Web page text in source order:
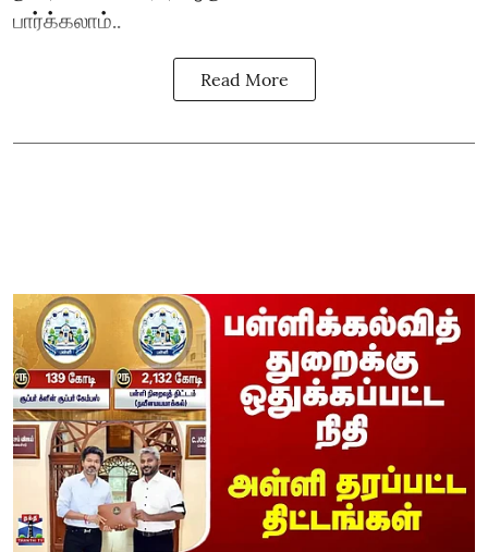
பார்க்கலாம்..
Read More